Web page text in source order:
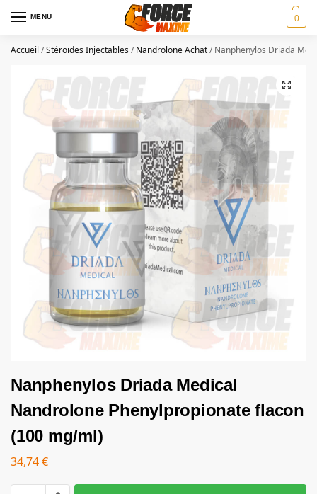
MENU 0
Accueil /Stéroïdes Injectables/Nandrolone Achat/Nanphenylos Driada
Nanphenylos Driada Medical
Nandrolone Phenylpropionate flacon
(100 mg/ml)
34,74€